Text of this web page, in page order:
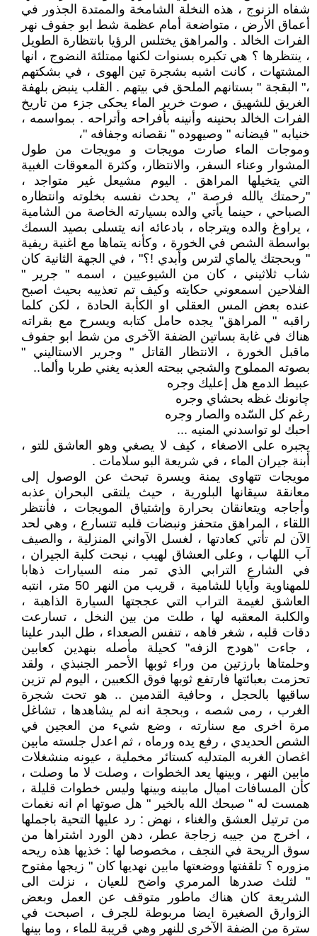
شفاه الزنوج ، هذه النخلة الشامخة والممتدة الجذور في
أعماق الأرض ، متواضعة أمام عظمة شط ابو جفوف نهر
الفرات الخالد . والمراهق يختلس الرؤيا بانتظارة الطويل
، ينتظرها ؟ هي تكبره بسنوات لكنها ممتلئة النضوج ، انها
المشتهات ، كانت اشبه بشجرة تين الهوى ، في بشكتهم
،" البقجة " بستانهم الملحق في بيتهم . القلب ينبض بلهفة
الغريق للشهيق ، صوت خرير الماء يحكى جزء من تاريخ
الفرات الخالد بحنينه وأنينه بأفراحه وأتراحه . بمواسمه ،
خنيابه " فيضانه " وصيهوده " نقصانه وجفافه "،
وموجات الماء صارت مويجات و مويجات من طول
المشوار وعناء السفر، والانتظار، وكثرة المعوقات الغبية
التي يتخيلها المراهق . اليوم مشيعل غير متواجد ،
"رحمتك يالله فرصة "، يحدث نفسه بخلوته وانتظاره
الصباحي ، حينما يأتي والده بسيارته الخاصة من الشامية
، يراوغ والده ويترجاه ، بادعائه انه يتسلى بصيد السمك
بواسطة الشص في الخورة ، وكأنه يتماها مع اغنية ريفية
" وبحجتك يالماي لترس وأبدي !؟" ، في الجهة الثانية كان
شاب ثلاثيني ، كان من الشيوعيين ، اسمه " جرير "
الفلاحين اسمعوني حكايته وكيف تم تعذيبه بحيث اصبح
عنده بعض المس العقلي او الكأبة الحادة ، لكن كلما
راقبه " المراهق" يجده حامل كتابه ويسرح مع بقراته
هناك في غابة بساتين الضفة الآخرى من شط ابو جفوف
ماقبل الخورة ، الانتظار القاتل " وجرير الاستاليني "
بصوته المملوح والشجي ببحته العذبه يغني طربا وألما..
عبيط الدمع هل إعليك وجره
چانونك غظه بحشاي وجره
رغم كل السّده والصار وجره
احبك لو تواسدني المنيه ...
يجبره على الاصغاء ، كيف لا يصغي وهو العاشق للتو ،
أبنة جيران الماء ، في شريعة البو سلامات .
مويجات تتهاوى يمنة ويسرة تبحث عن الوصول إلى
معانقة سيقانها البلورية ، حيث يلتقى البحران عذبه
وأجاجه ويتعانقان بحرارة وإشتياق المويجات ، فأنتظر
اللقاء ، المراهق متحفز ونبضات قلبه تتسارع ، وهي لحد
الآن لم تأتي كعادتها ، لغسل الآواني المنزلية ، والصيف
آب اللهاب ، وعلى العشاق لهيب ، نبحت كلبة الجيران ،
في الشارع الترابي الذي تمر منه السيارات ذهابا
للمهناوية وآيابا للشامية ، قريب من النهر 50 متر، انتبه
العاشق لغيمة التراب التي عججتها السيارة الذاهبة ،
والكلبة المعقبه لها ، طلت من بين النخل ، تسارعت
دقات قلبه ، شغر فاهه ، تنفس الصعداء ، طل البدر علينا
، جاءت "هودج الزفه" كحيلة مأصله بنهدين كعابين
وحلمتاها بارزتين من وراء ثوبها الأحمر الجنبذي ، ولقد
تحزمت بعبائتها فارتفع ثوبها فوق الكعبين ، اليوم لم تزين
ساقيها بالحجل ، وحافية القدمين .. هو تحت شجرة
الغرب ، رمى شصه ، وبحجة انه لم يشاهدها ، تشاغل
مرة اخرى مع سنارته ، وضع شيء من العجين في
الشص الحديدي ، رفع يده ورماه ، ثم اعدل جلسته مابين
اغصان الغربه المتدليه كستائر مخملية ، عيونه منشغلات
مابين النهر ، وبينها يعد الخطوات ، وصلت لا ما وصلت ،
كأن المسافات اميال مابينه وبينها وليس خطوات قليلة ،
همست له " صبحك الله بالخير " هل صوتها ام انه نغمات
من ترتيل العشق والغناء ، نهض : رد عليها التحية باجملها
، اخرج من جيبه زجاجة عطر، دهن الورد اشتراها من
سوق الريحة في النجف ، مخصوصا لها : خذيها هذه ريحه
مزوره ؟ تلقفتها ووضعتها مابين نهديها كان " زيجها مفتوح
" لثلث صدرها المرمري واضح للعيان ، نزلت الى
الشريعة كان هناك ماطور متوقف عن العمل وبعض
الزوارق الصغيرة ايضا مربوطة للجرف ، اصبحت في
سترة من الضفة الآخرى للنهر وهي قريبة للماء ، وما بينها